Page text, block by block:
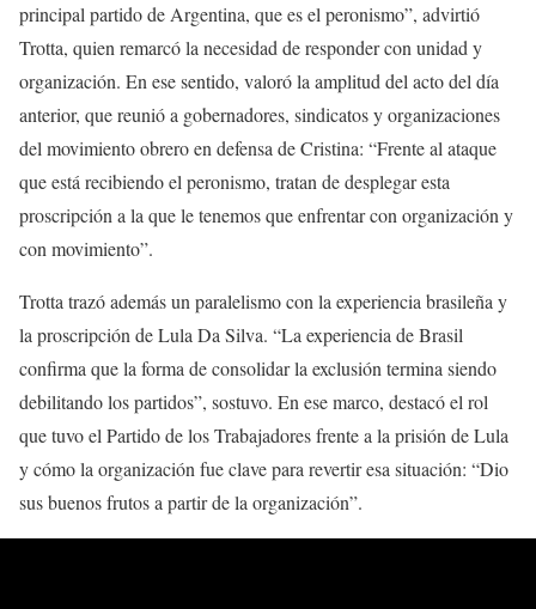
principal partido de Argentina, que es el peronismo”, advirtió
Trotta, quien remarcó la necesidad de responder con unidad y
organización. En ese sentido, valoró la amplitud del acto del día
anterior, que reunió a gobernadores, sindicatos y organizaciones
del movimiento obrero en defensa de Cristina: “Frente al ataque
que está recibiendo el peronismo, tratan de desplegar esta
proscripción a la que le tenemos que enfrentar con organización y
con movimiento”.
Trotta trazó además un paralelismo con la experiencia brasileña y
la proscripción de Lula Da Silva. “La experiencia de Brasil
confirma que la forma de consolidar la exclusión termina siendo
debilitando los partidos”, sostuvo. En ese marco, destacó el rol
que tuvo el Partido de los Trabajadores frente a la prisión de Lula
y cómo la organización fue clave para revertir esa situación: “Dio
sus buenos frutos a partir de la organización”.